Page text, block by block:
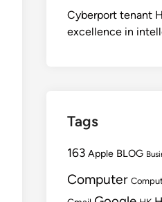
Cyberport tenant
excellence in
Tags
163 Apple BLOG
Computer